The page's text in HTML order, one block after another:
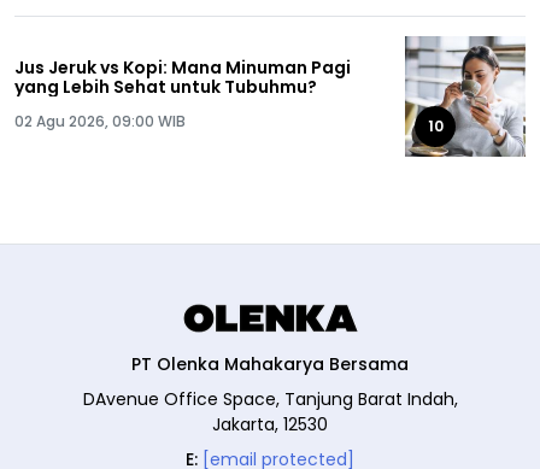
Jus Jeruk vs Kopi: Mana Minuman Pagi
yang Lebih Sehat untuk Tubuhmu?
02 Agu 2026, 09:00 WIB 10
PT Olenka Mahakarya Bersama
DAvenue Office Space, Tanjung Barat Indah,
Jakarta, 12530
E: [email protected]